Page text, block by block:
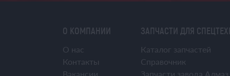
О КОМПАНИИ
О нас
Контакты
Вакансии
ЗАПЧАСТИ ДЛЯ
Каталог запчастей
Справочник
Запчасти завода Алмаз